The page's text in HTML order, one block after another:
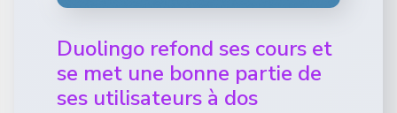
Duolingo refond ses cours et
se met une bonne partie de
ses utilisateurs à dos